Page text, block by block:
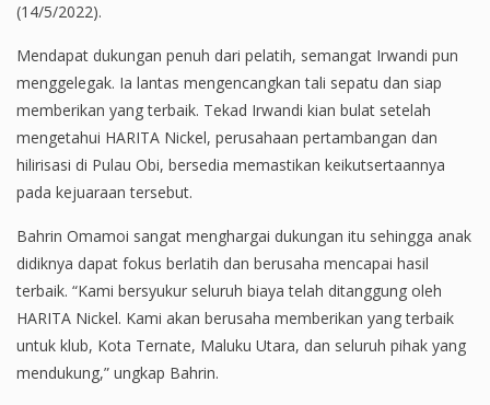
(14/5/2022).
Mendapat dukungan penuh dari pelatih, semangat Irwandi pun
menggelegak. Ia lantas mengencangkan tali sepatu dan siap
memberikan yang terbaik. Tekad Irwandi kian bulat setelah
mengetahui HARITA Nickel, perusahaan pertambangan dan
hilirisasi di Pulau Obi, bersedia memastikan keikutsertaannya
pada kejuaraan tersebut.
Bahrin Omamoi sangat menghargai dukungan itu sehingga anak
didiknya dapat fokus berlatih dan berusaha mencapai hasil
terbaik. “Kami bersyukur seluruh biaya telah ditanggung oleh
HARITA Nickel. Kami akan berusaha memberikan yang terbaik
untuk klub, Kota Ternate, Maluku Utara, dan seluruh pihak yang
mendukung,” ungkap Bahrin.